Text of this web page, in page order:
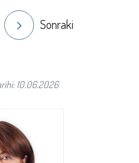
Sonraki
10.06.2026